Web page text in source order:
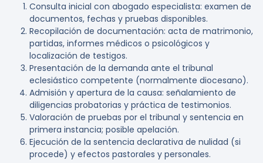
Consulta inicial con abogado especialista: examen de
documentos, fechas y pruebas disponibles.
Recopilación de documentación: acta de matrimonio,
partidas, informes médicos o psicológicos y
localización de testigos.
Presentación de la demanda ante el tribunal
eclesiástico competente (normalmente diocesano).
Admisión y apertura de la causa: señalamiento de
diligencias probatorias y práctica de testimonios.
Valoración de pruebas por el tribunal y sentencia en
primera instancia; posible apelación.
Ejecución de la sentencia declarativa de nulidad (si
procede) y efectos pastorales y personales.